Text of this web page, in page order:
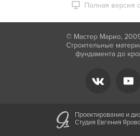
Полная версия
© Мастер Марио,
Строительные
фундамента до
Проектирование и
Студия Евгения